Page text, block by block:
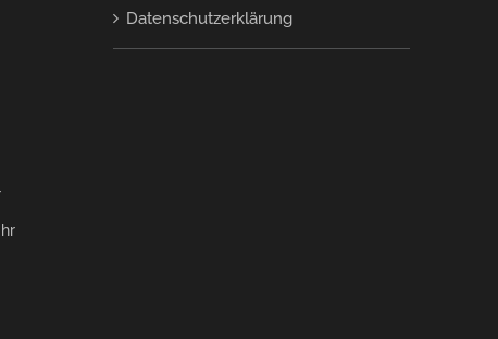
Datenschutzerklärung